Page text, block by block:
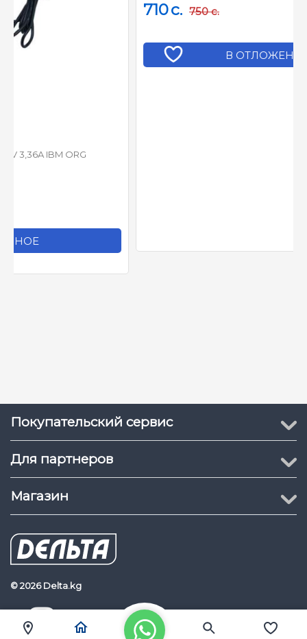
В ОТЛОЖЕННОЕ
Покупательский сервис
Для партнеров
Магазин
© 2026 Delta.kg
Delta.kg